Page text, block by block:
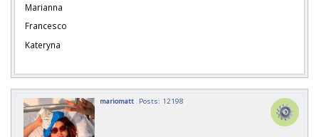
Marianna
Francesco
Kateryna
mariomatt Posts: 12198